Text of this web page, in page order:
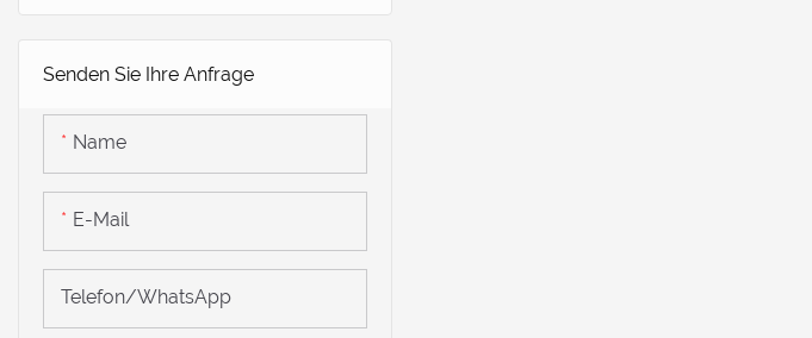
Wägezellensensor
Senden Sie Ihre Anfrage
Name
E-Mail
Telefon/WhatsApp